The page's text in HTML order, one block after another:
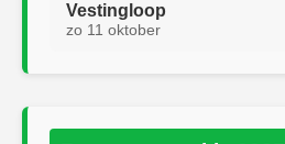
Vestingloop
zo 11 oktober